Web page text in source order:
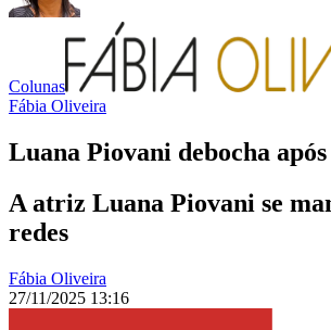
Colunas
Fábia Oliveira
Luana Piovani debocha
A atriz Luana Piovani se
redes
Fábia Oliveira
27/11/2025 13:16